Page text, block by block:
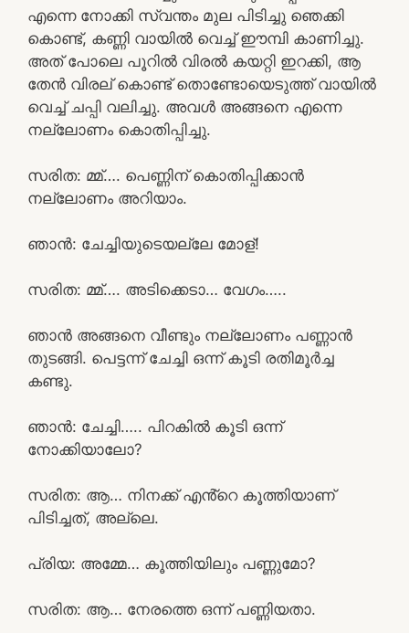
എന്നെ നോക്കി സ്വന്തം മുല പിടിച്ചു ഞെക്കി
കൊണ്ട്, കണ്ണി വായിൽ വെച്ച് ഈമ്പി കാണിച്ചു.
അത് പോലെ പൂറിൽ വിരൽ കയറ്റി ഇറക്കി, ആ
തേൻ വിരല് കൊണ്ട് തൊണ്ടോയെടുത്ത്‌ വായിൽ
വെച്ച് ചപ്പി വലിച്ചു. അവൾ അങ്ങനെ എന്നെ
നല്ലോണം കൊതിപ്പിച്ചു.
സരിത: മ്മ്…. പെണ്ണിന് കൊതിപ്പിക്കാൻ
നല്ലോണം അറിയാം.
ഞാൻ: ചേച്ചിയുടെയല്ലേ മോള്!
സരിത: മ്മ്…. അടിക്കെടാ… വേഗം…..
ഞാൻ അങ്ങനെ വീണ്ടും നല്ലോണം പണ്ണാൻ
തുടങ്ങി. പെട്ടന്ന് ചേച്ചി ഒന്ന് കൂടി രതിമൂർച്ച
കണ്ടു.
ഞാൻ: ചേച്ചി….. പിറകിൽ കൂടി ഒന്ന്
നോക്കിയാലോ?
സരിത: ആ… നിനക്ക് എൻ്റെ കൂത്തിയാണ്
പിടിച്ചത്, അല്ലെ.
പ്രിയ: അമ്മേ… കൂത്തിയിലും പണ്ണുമോ?
സരിത: ആ… നേരത്തെ ഒന്ന് പണ്ണിയതാ.